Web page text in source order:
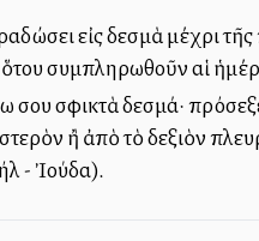
εἰς δεσμὰ μέχρι τῆς
συμπληρωθοῦν αἱ
σου σφικτὰ δεσμά·
ἢ ἀπὸ τὸ δεξιὸν
- Ἰούδα).